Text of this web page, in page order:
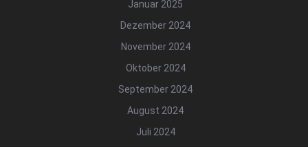
Januar 2025
Dezember 2024
November 2024
Oktober 2024
September 2024
August 2024
Juli 2024